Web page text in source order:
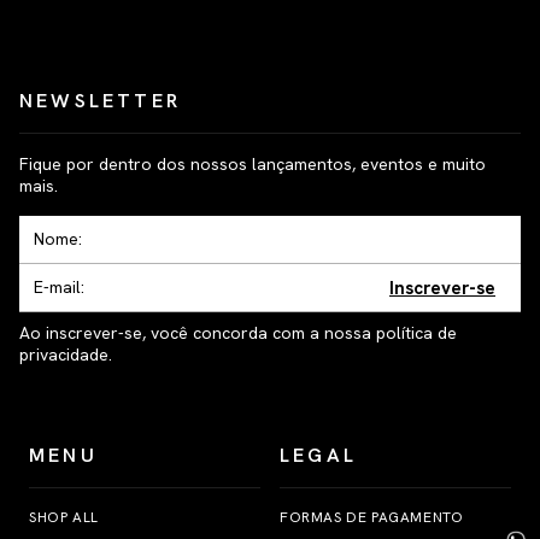
NEWSLETTER
Fique por dentro dos nossos lançamentos, eventos e muito
mais.
Inscrever-se
Ao inscrever-se, você concorda com a nossa política de
privacidade.
MENU
SHOP ALL
LEGAL
FORMAS DE PAGAMENTO